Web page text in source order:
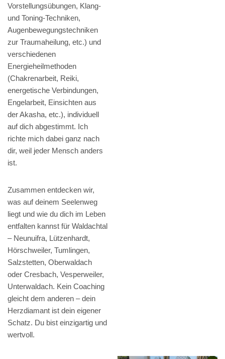
Vorstellungsübungen, Klang-
und Toning-Techniken,
Augenbewegungstechniken
zur Traumaheilung, etc.) und
verschiedenen
Energieheilmethoden
(Chakrenarbeit, Reiki,
energetische Verbindungen,
Engelarbeit, Einsichten aus
der Akasha, etc.), individuell
auf dich abgestimmt. Ich
richte mich dabei ganz nach
dir, weil jeder Mensch anders
ist.
Zusammen entdecken wir,
was auf deinem Seelenweg
liegt und wie du dich im Leben
entfalten kannst für Waldachtal
– Neunuifra, Lützenhardt,
Hörschweiler, Tumlingen,
Salzstetten, Oberwaldach
oder Cresbach, Vesperweiler,
Unterwaldach. Kein Coaching
gleicht dem anderen – dein
Herzdiamant ist dein eigener
Schatz. Du bist einzigartig und
wertvoll.